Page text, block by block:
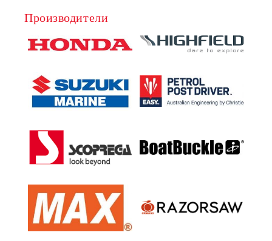
Производители